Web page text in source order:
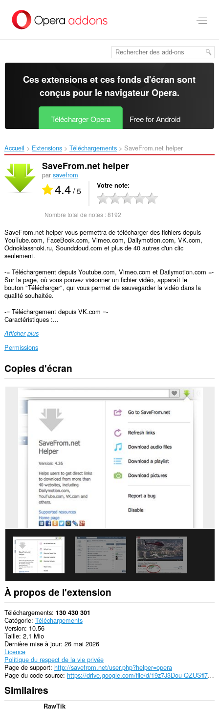
contenu
Ces extensions et ces fonds d'écran sont
conçus pour le navigateur Opera.
Télécharger Opera Free for Android
Accueil Extensions Téléchargements SaveFrom.net helper‎
SaveFrom.net helper
par savefrom
4.4/ 5 Votre note
Nombre total de notes :8192
SaveFrom.net helper vous permettra de télécharger des fichiers depuis
YouTube.com, FaceBook.com, Vimeo.com, Dailymotion.com, VK.com,
Odnoklassnoki.ru, Soundcloud.com et plus de 40 autres d'un clic
seulement.
-= Téléchargement depuis Youtube.com, Vimeo.com et Dailymotion.com =-
Sur la page, où vous pouvez visionner un fichier vidéo, apparaît le
bouton "Télécharger", qui vous permet de sauvegarder la vidéo dans la
qualité souhaitée.
-= Téléchargement depuis VK.com =-
Caractéristiques :...
Afficher plus
Permissions
Cette
extension
accéder
données
This
extension
write
data
into
the
clipboard.
Cette
extension
peut
accéder
à
vos
onglets
et
vos
activités
de
Copies d'écran
À propos de l'extension
Téléchargements 130 430 301
Catégorie Téléchargements
Version 10.56
Taille 2,1 Mio
Dernière mise à jour 26 mai 2026
Licence
Politique du respect de la vie privée
Page de support http://savefrom.net/user.php?helper=opera
Page du code source
https://drive.google.com/file/d/19z7J3Dou-QZUSfl7lk_78OAcYCKfd89X/view?usp=sharing
Similaires
RawTik